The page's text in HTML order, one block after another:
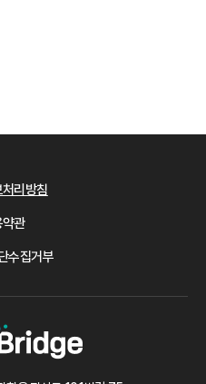
리방침
약관
수집거부